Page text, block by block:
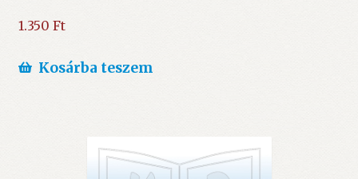
1.350 Ft
Kosárba teszem